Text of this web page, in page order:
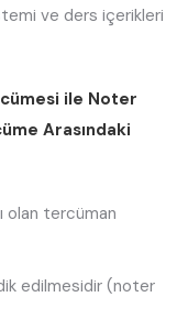
ve ders içerikleri
ile Noter
Arasındaki
olan tercüman
edilmesidir (noter